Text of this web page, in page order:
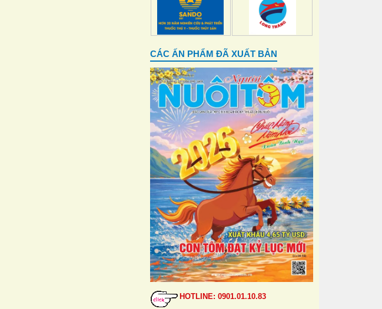
CÁC ẤN PHẨM ĐÃ XUẤT BẢN
HOTLINE: 0901.01.10.83